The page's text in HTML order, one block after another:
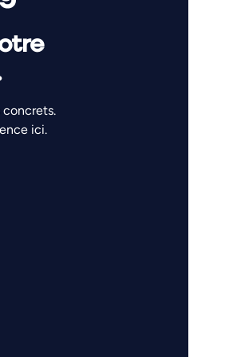
concrets.
ici.